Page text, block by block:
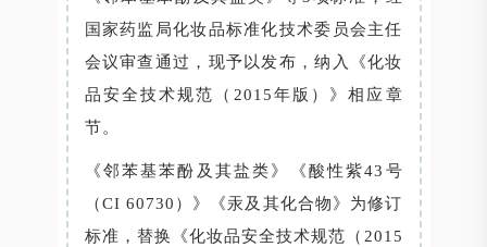
国家药监局化妆品标准化技术委员会主任
会议审查通过，现予以发布，纳入《化妆
品安全技术规范（2015年版）》相应章
节。
《邻苯基苯酚及其盐类》《酸性紫43号
（CI 60730）》《汞及其化合物》为修订
标准，替换《化妆品安全技术规范（2015